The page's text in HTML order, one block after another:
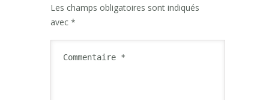
Les champs obligatoires sont indiqués
avec *